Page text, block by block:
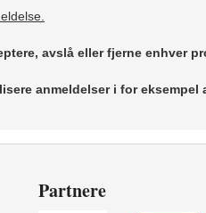
avslå eller fjerne enhver
anmeldelser i for eksempel
Partnere